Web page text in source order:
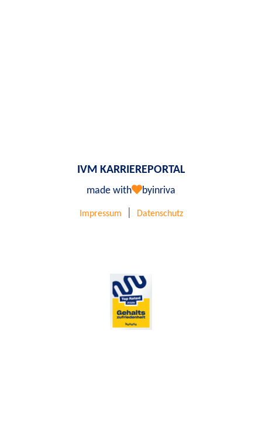
IVM KARRIEREPORTAL
made with byinriva
Impressum Datenschutz